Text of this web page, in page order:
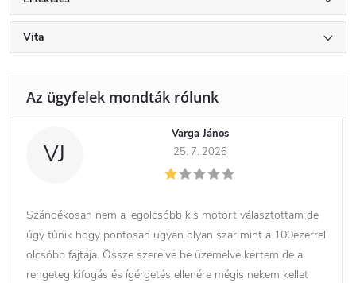
Vita
VJ
Varga János
25. 7. 2026
Szándékosan nem a legolcsóbb kis motort választottam de
úgy tűnik hogy pontosan ugyan olyan szar mint a 100ezerrel
olcsóbb fajtája. Össze szerelve be üzemelve kértem de a
rengeteg kifogás és ígérgetés ellenére mégis nekem kellet